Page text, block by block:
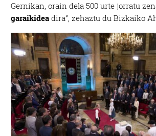
Gernikan, orain dela 500 urte jorratu
garaikidea dira”, zehaztu du Bizkaiko